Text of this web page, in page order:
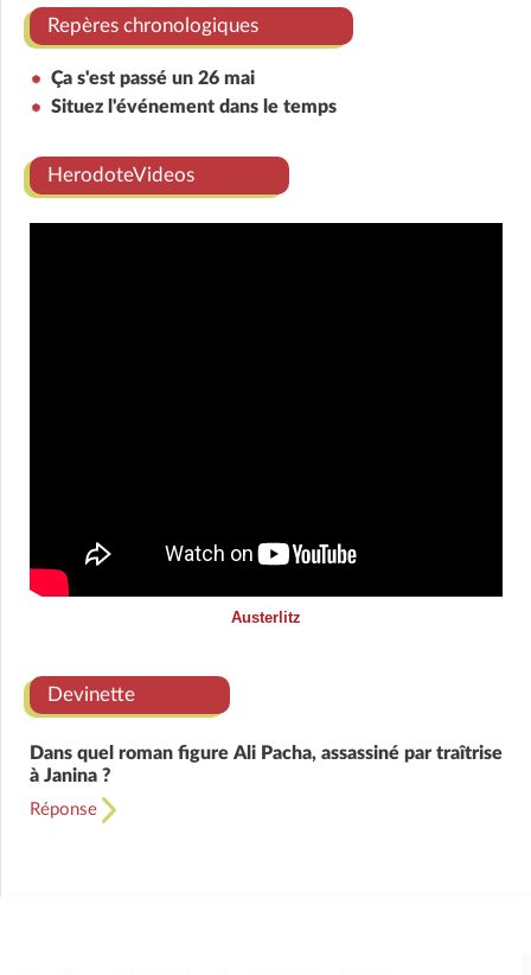
Repères chronologiques
Ça s'est passé un 26 mai
Situez l'événement dans le temps
HerodoteVideos
Austerlitz
Devinette
Dans quel roman figure Ali Pacha, assassiné par traîtrise
à Janina ?
Réponse